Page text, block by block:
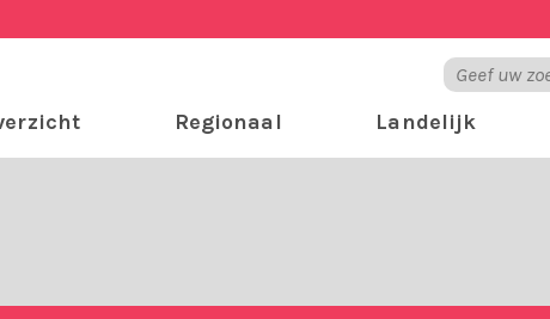
Regionaal Landelijk